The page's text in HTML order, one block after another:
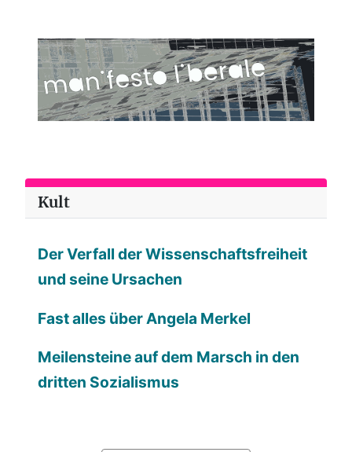
Kult
Der Verfall der Wissenschaftsfreiheit
und seine Ursachen
Fast alles über Angela Merkel
Meilensteine auf dem Marsch in den
dritten Sozialismus